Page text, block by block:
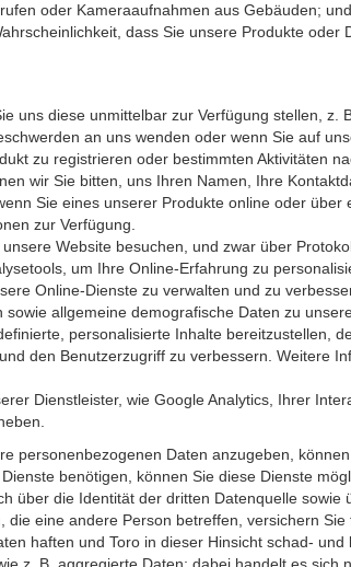
oder Kameraaufnahmen aus Gebäuden; und
dass Sie unsere Produkte oder
diese unmittelbar zur Verfügung stellen, z.
an uns wenden oder wenn Sie auf
zu registrieren oder bestimmten Aktivitäten
wir Sie bitten, uns Ihren Namen, Ihre
Sie eines unserer Produkte online oder über
zur Verfügung.
Website besuchen, und zwar über
um Ihre Online-Erfahrung zu
Online-Dienste zu verwalten und zu
allgemeine demografische Daten zu
personalisierte Inhalte bereit­zustellen,
den Benutzerzugriff zu verbessern. Weitere
Dienst­leister, wie Google Analytics, Ihrer
personenbezogenen Daten anzugeben,
benötigen, können Sie diese Dienste
über die Identität der dritten Datenquelle sowie
eine andere Person betreffen, versichern
haften und Toro in dieser Hinsicht schad-